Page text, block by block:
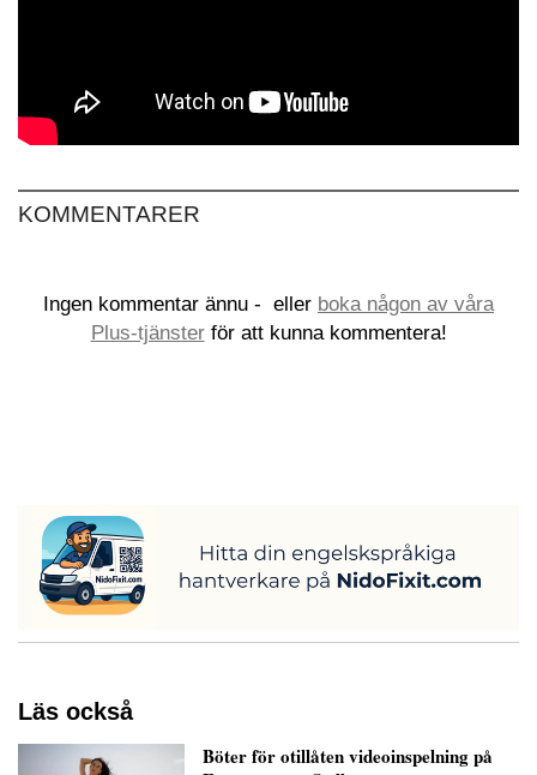
KOMMENTARER
Ingen kommentar ännu - eller boka någon av våra
Plus-tjänsterför att kunna kommentera!